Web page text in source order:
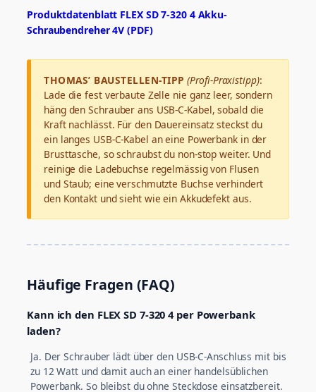
Produktdatenblatt FLEX SD 7-320 4 Akku-
Schraubendreher 4V (PDF)
THOMAS’ BAUSTELLEN-TIPP (Profi-Praxistipp):
Lade die fest verbaute Zelle nie ganz leer, sondern
häng den Schrauber ans USB-C-Kabel, sobald die
Kraft nachlässt. Für den Dauereinsatz steckst du
ein langes USB-C-Kabel an eine Powerbank in der
Brusttasche, so schraubst du non-stop weiter. Und
reinige die Ladebuchse regelmässig von Flusen
und Staub; eine verschmutzte Buchse verhindert
den Kontakt und sieht wie ein Akkudefekt aus.
Häufige Fragen (FAQ)
Kann ich den FLEX SD 7-320 4 per Powerbank
laden?
Ja. Der Schrauber lädt über den USB-C-Anschluss mit bis
zu 12 Watt und damit auch an einer handelsüblichen
Powerbank. So bleibst du ohne Steckdose einsatzbereit.